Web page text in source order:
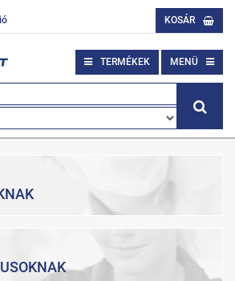
KOSÁR
TERMÉKEK MENÜ